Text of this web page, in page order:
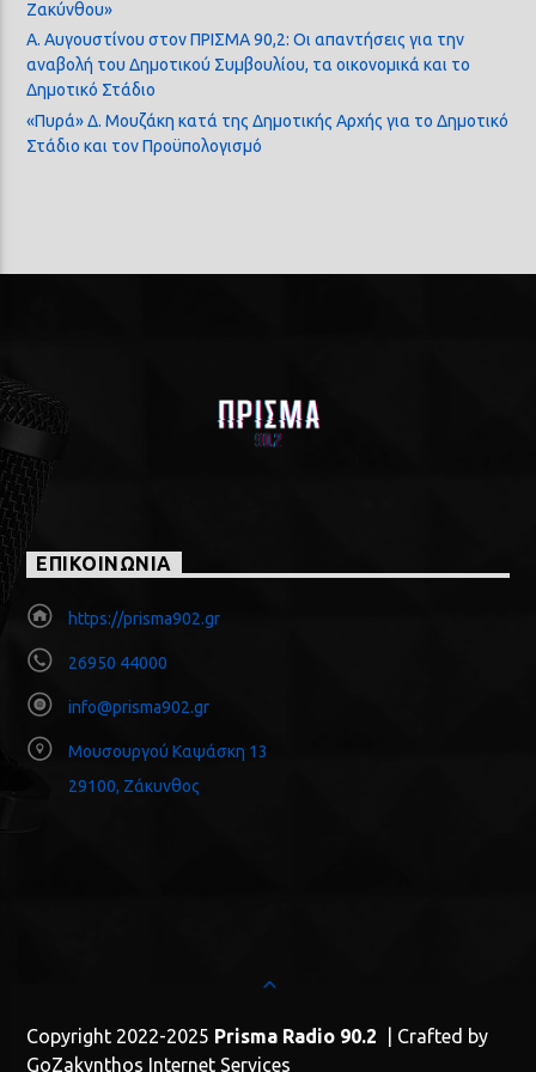
Ζακύνθου»
Α. Αυγουστίνου στον ΠΡΙΣΜΑ 90,2: Οι απαντήσεις για την
αναβολή του Δημοτικού Συμβουλίου, τα οικονομικά και το
Δημοτικό Στάδιο
«Πυρά» Δ. Μουζάκη κατά της Δημοτικής Αρχής για το Δημοτικό
Στάδιο και τον Προϋπολογισμό
ΕΠΙΚΟΙΝΩΝΙΑ
https://prisma902.gr
26950 44000
info@prisma902.gr
Μουσουργού Καψάσκη 13
29100, Ζάκυνθος
Copyright 2022-2025 Prisma Radio 90.2 | Crafted by
GoZakynthos Internet Services